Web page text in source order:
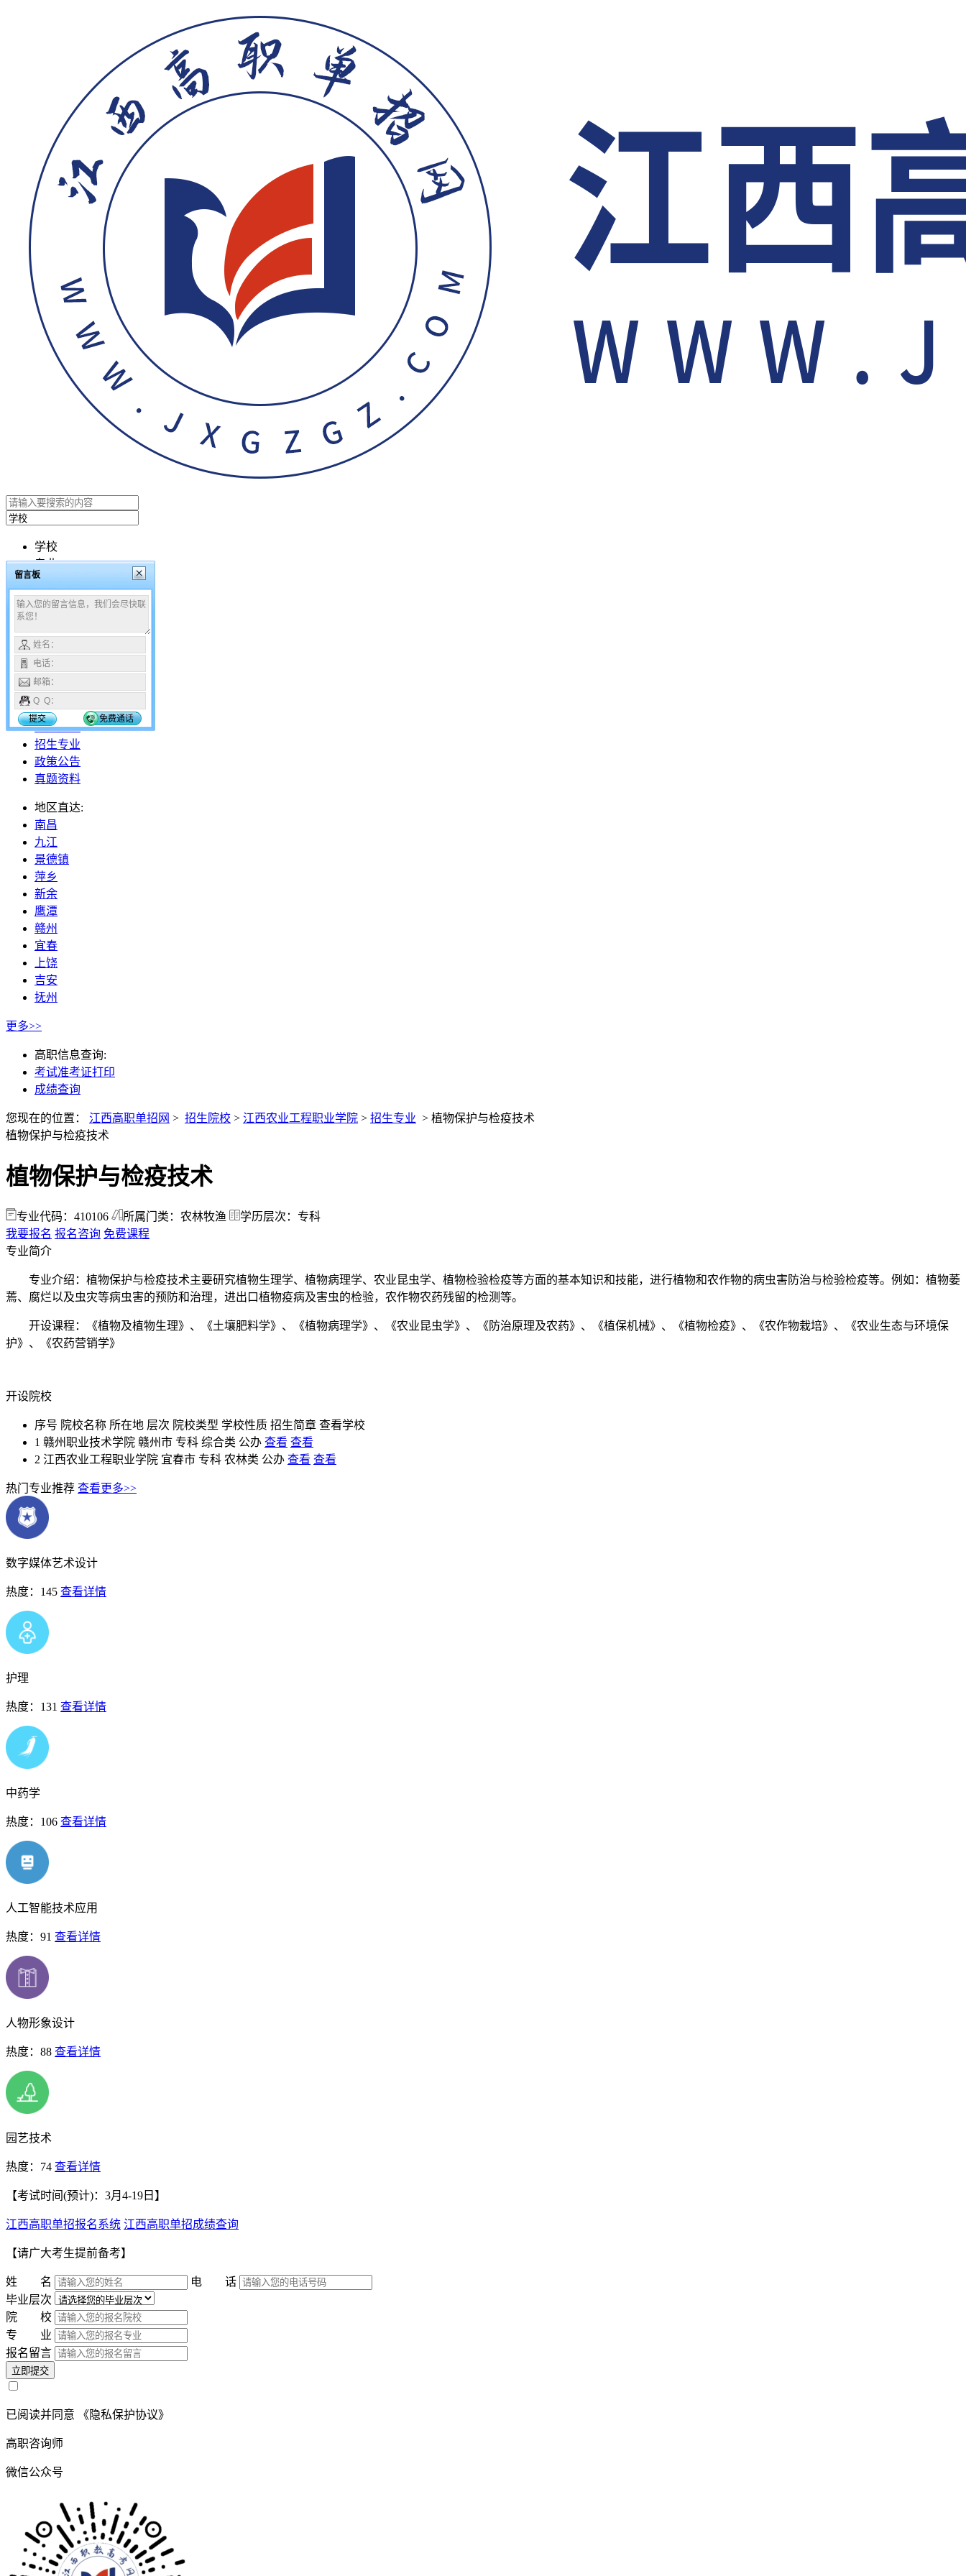
学校
专业
文章
搜索
咨询时间：08:00 - 24:00
18296112653
网站首页
报名报考
招生院校
招生专业
政策公告
真题资料
地区直达:
南昌
九江
景德镇
萍乡
新余
鹰潭
赣州
宜春
上饶
吉安
抚州
更多>>
高职信息查询:
考试准考证打印
成绩查询
您现在的位置： 江西高职单招网 > 招生院校 > 江西农业工程职业学院 > 招生专业 > 植物保护与检疫技术
植物保护与检疫技术
植物保护与检疫技术
专业代码：410106 所属门类：农林牧渔
学历层次：专科
我要报名 报名咨询 免费课程
专业简介
专业介绍：植物保护与检疫技术主要研究植物生理学、植物病理学、农业昆虫学、植物检验检疫等方面的基本知识和技能，进行植物和农作物的病虫害防治与检验检疫等。例如：植物萎
蔫、腐烂以及虫灾等病虫害的预防和治理，进出口植物疫病及害虫的检验，农作物农药残留的检测等。
开设课程：《植物及植物生理》、《土壤肥料学》、《植物病理学》、《农业昆虫学》、《防治原理及农药》、《植保机械》、《植物检疫》、《农作物栽培》、《农业生态与环境保
护》、《农药营销学》
开设院校
序号 院校名称 所在地 层次 院校类型 学校性质 招生简章 查看学校
1 赣州职业技术学院 赣州市 专科 综合类 公办 查看 查看
2 江西农业工程职业学院 宜春市 专科 农林类 公办 查看 查看
热门专业推荐 查看更多>>
数字媒体艺术设计
热度：145 查看详情
护理
热度：131 查看详情
中药学
热度：106 查看详情
人工智能技术应用
热度：91 查看详情
人物形象设计
热度：88 查看详情
园艺技术
热度：74 查看详情
【考试时间(预计)：3月4-19日】
江西高职单招报名系统 江西高职单招成绩查询
【请广大考生提前备考】
姓 名
电 话
毕业层次
院 校
专 业
报名留言
立即提交
已阅读并同意 《隐私保护协议》
高职咨询师
微信公众号
留言板
姓名：
电话：
邮箱：
Q Q：
提交
免费通话